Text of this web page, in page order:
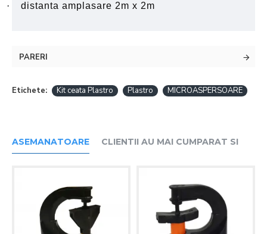
· distanta amplasare 2m x 2m
PARERI
Etichete: Kit ceata Plastro Plastro MICROASPERSOARE
ASEMANATOARE CLIENTII AU MAI CUMPARAT SI